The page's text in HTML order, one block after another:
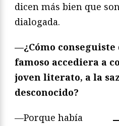
dicen más bien que
dialogada.
—¿Cómo
famoso accediera a
joven literato, a la
desconocido?
—Porque había